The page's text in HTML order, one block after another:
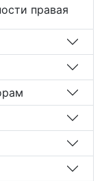
правая